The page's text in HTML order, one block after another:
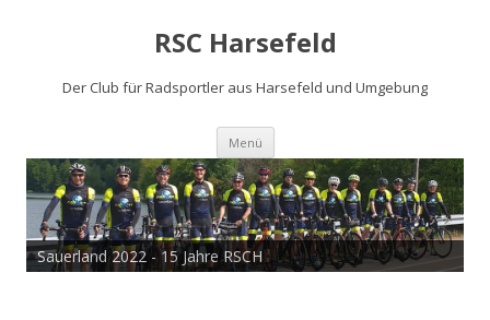
RSC Harsefeld
Der Club für Radsportler aus Harsefeld und Umgebung
Menü Zum
springen
Sauerland 2022 - 15 Jahre RSCH